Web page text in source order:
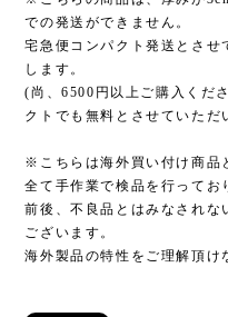
での発送ができません。
宅急便コンパクト発送とさせ
します。
(尚、6500円以上ご購入くだ
クトでも無料とさせていただ
※こちらは海外買い付け商品
全て手作業で検品を行ってお
前後、不良品とはみなされな
ございます。
海外製品の特性をご理解頂け